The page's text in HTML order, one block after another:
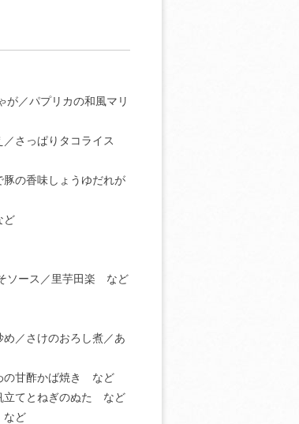
が／パプリカの和風マリ
／さっぱりタコライス
豚の香味しょうゆだれが
ど
ソース／里芋田楽 など
め／さけのおろし煮／あ
の甘酢かば焼き など
立てとねぎのぬた など
など